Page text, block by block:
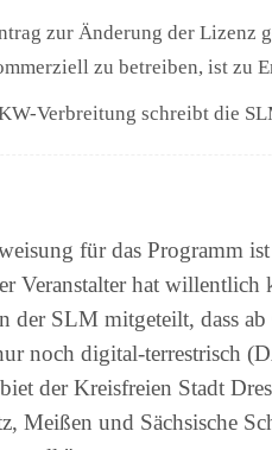
zur Änderung der Lizenz
zu betreiben, ist zu
Verbreitung schreibt die
für das Programm
Veranstalter hat willentlich
der SLM mitgeteilt, dass
noch digital-terrestrisch
der Kreisfreien Stadt
Meißen und Sächsische